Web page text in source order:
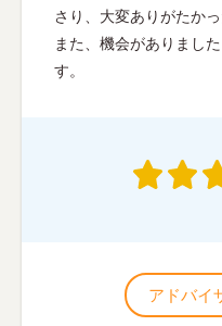
さり、大変ありがたか
また、機会がありまし
す。
アドバイ